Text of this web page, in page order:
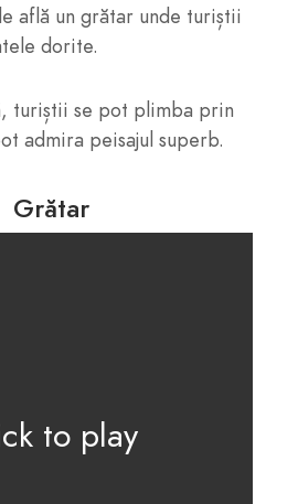
află un grătar unde turiștii
dorite.
turiștii se pot plimba prin
admira peisajul superb.
Grătar
to play